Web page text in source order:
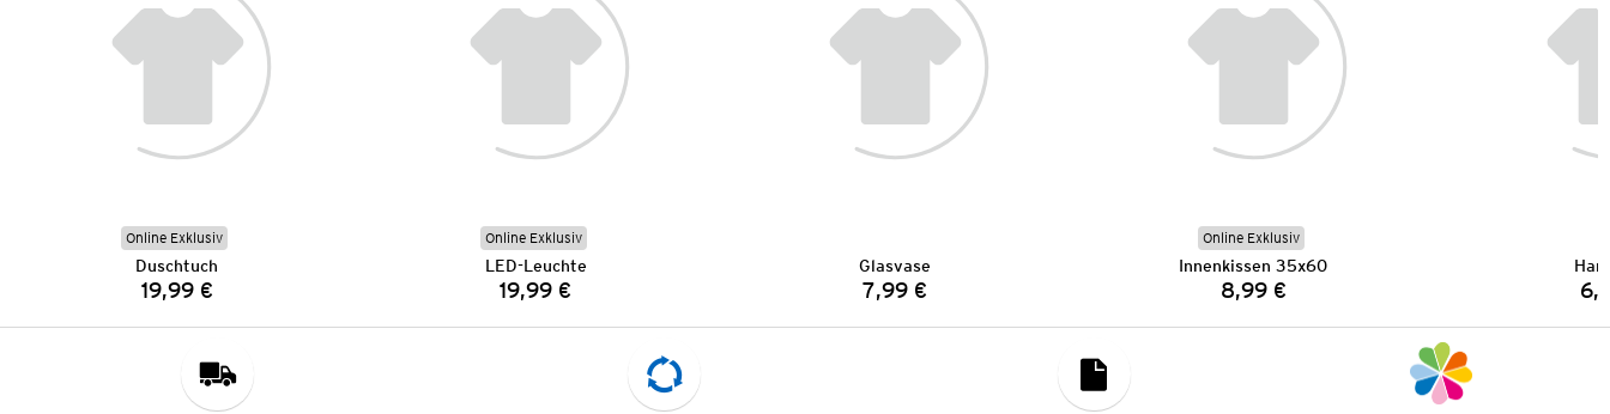
Online Exklusiv
Duschtuch
Preis:
19,99 €
Online Exklusiv
LED-Leuchte
Preis:
19,99 €
Glasvase
Preis:
7,99 €
Online Exklusiv
Innenkissen 35x60
Preis:
8,99 €